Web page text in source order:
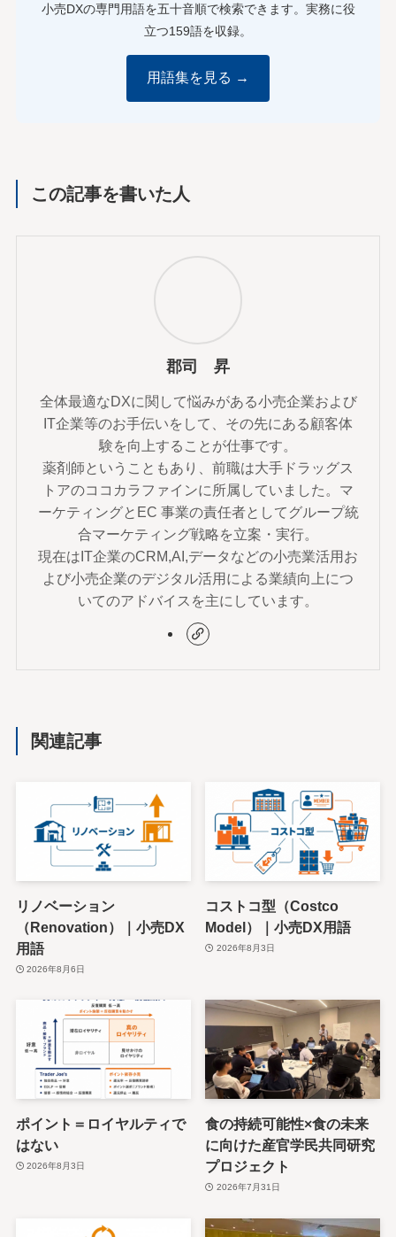
小売DXの専門用語を五十音順で検索できます。実務に役
立つ159語を収録。
用語集を見る →
この記事を書いた人
郡司 昇
全体最適なDXに関して悩みがある小売企業および
IT企業等のお手伝いをして、その先にある顧客体
験を向上することが仕事です。
薬剤師ということもあり、前職は大手ドラッグス
トアのココカラファインに所属していました。マ
ーケティングとEC 事業の責任者としてグループ統
合マーケティング戦略を立案・実行。
現在はIT企業のCRM,AI,データなどの小売業活用お
よび小売企業のデジタル活用による業績向上につ
いてのアドバイスを主にしています。
関連記事
リノベーション
（Renovation）｜小売DX
用語
2026年8月6日
コストコ型（Costco
Model）｜小売DX用語
2026年8月3日
ポイント＝ロイヤルティで
はない
2026年8月3日
食の持続可能性×食の未来
に向けた産官学民共同研究
プロジェクト
2026年7月31日